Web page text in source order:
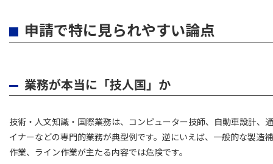
申請で特に見られやすい論点
業務が本当に「技人国」か
技術・人文知識・国際業務は、コンピューター技師、自動車設計、
イナーなどの専門的業務が典型例です。逆にいえば、一般的な製造
作業、ライン作業が主たる内容では危険です。